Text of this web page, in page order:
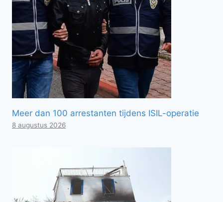
Meer dan 100 arrestanten tijdens ISIL-operatie
8 augustus 2026